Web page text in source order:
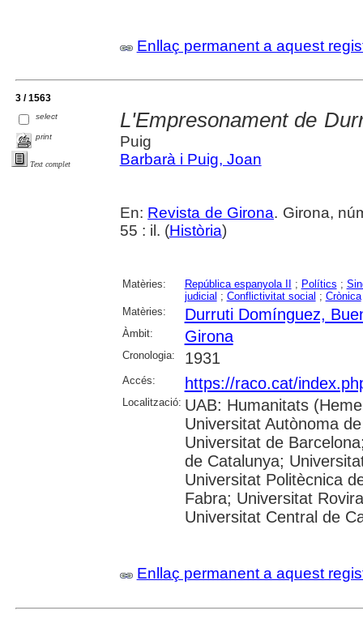
Enllaç permanent a aquest
3 / 1563
select
print
Text complet
L'Empresonament de
Puig
Barbarà i Puig, Joan
En: Revista de Girona. Girona,
55 : il. (Història)
Matèries: República espanyola II ; Polítics ;
judicial ; Conflictivitat social ; Crònica
Matèries:
Durruti Domínguez,
Àmbit: Girona
Cronologia: 1931
Accés: https://raco.cat/
Localització: UAB: Humanitats
Universitat Autònoma
Universitat de
de Catalunya;
Universitat Politècnica
Fabra; Universitat
Universitat Central de
Enllaç permanent a aquest